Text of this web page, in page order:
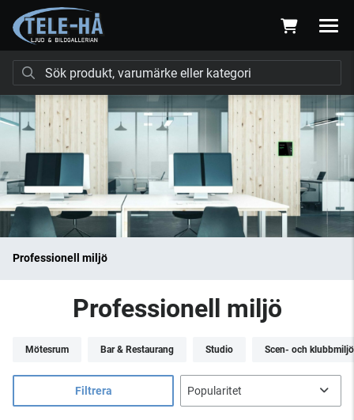
Professionell miljö
Professionell miljö
Mötesrum Bar & Restaurang Studio Scen- och klubbmiljö
Filtrera